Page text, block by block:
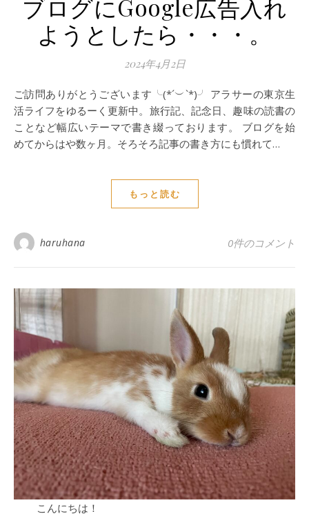
ブログにGoogle広告入れ
ようとしたら・・・。
2024年4月2日
ご訪問ありがとうございます╰(*´︶`*)╯ アラサーの東京生
活ライフをゆるーく更新中。旅行記、記念日、趣味の読書の
ことなど幅広いテーマで書き綴っております。 ブログを始
めてからはや数ヶ月。そろそろ記事の書き方にも慣れて…
もっと読む
haruhana 0件のコメント
こんにちは！